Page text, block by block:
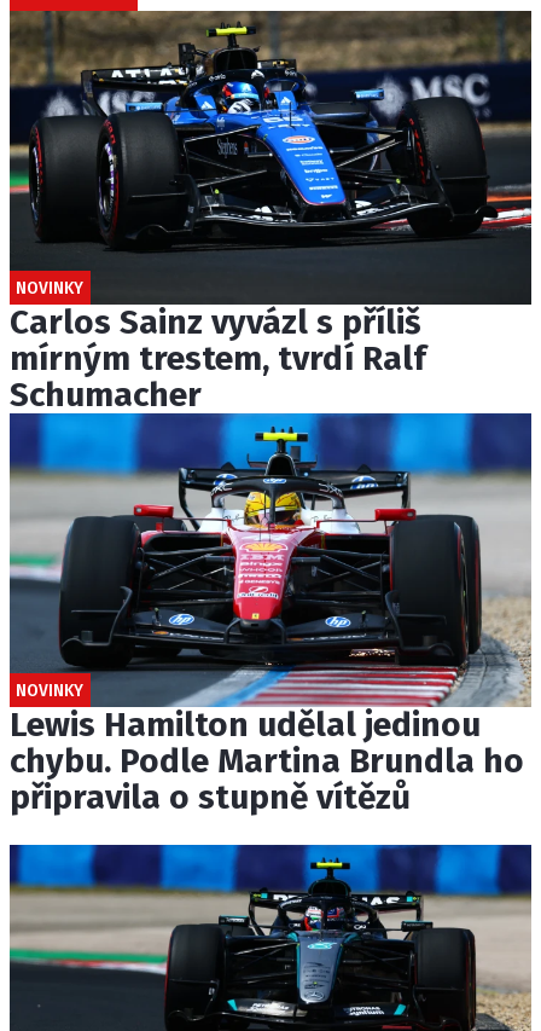
NOVINKY
Carlos Sainz vyvázl s příliš
mírným trestem, tvrdí Ralf
Schumacher
NOVINKY
Lewis Hamilton udělal jedinou
chybu. Podle Martina Brundla ho
připravila o stupně vítězů